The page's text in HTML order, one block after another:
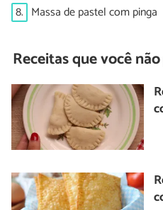
8. Massa de pastel com pinga
Receitas que você